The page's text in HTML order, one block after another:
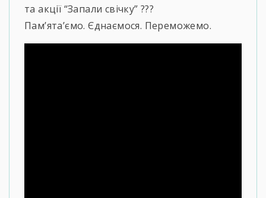
та акції “Запали свічку” ?️??️
Пам’ята’ємо. Єднаємося. Переможемо.